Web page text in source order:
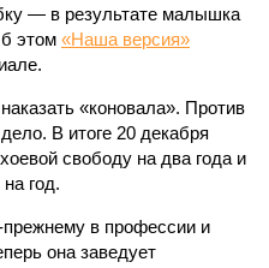
— в результате малышка
этом «Наша версия»
«коновала». Против
В итоге 20 декабря
свободу на два года и
год.
в профессии и
она заведует